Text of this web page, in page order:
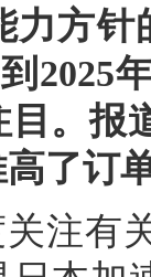
力方
2025
。报
了订
注有